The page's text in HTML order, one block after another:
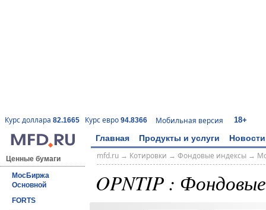
Курс доллара 82.1665 Курс евро 94.8366 Мобильная версия 18+
Главная Продукты и услуги Новости
Ценные бумаги
МосБиржа
Основной
FORTS
mfd.ru→ Котировки → Фондовые индексы→
OPNTIP :